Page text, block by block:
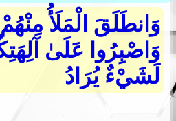
وَانطَلَقَ الْمَلَأُ
وَاصْبِرُوا عَلَىٰ
لَشَيْءٌ يُرَادُ